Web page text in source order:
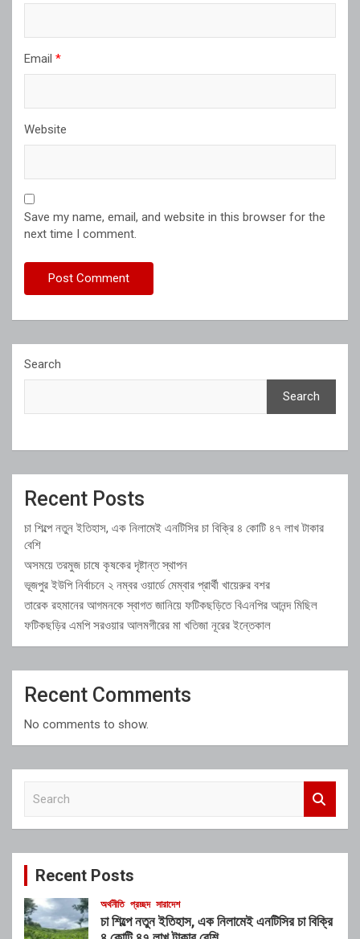
Email *
Website
Save my name, email, and website in this browser for the
next time I comment.
Search
Search
Recent Posts
চা শিল্পে নতুন ইতিহাস, এক নিলামেই এনটিসির চা বিক্রি ৪ কোটি ৪৭ লাখ টাকার
বেশি
অসময়ে তরমুজ চাষে কৃষকের দৃষ্টান্ত স্থাপন
ভূজপুর ইউপি নির্বাচনে ২ নম্বর ওয়ার্ডে মেম্বার প্রার্থী খায়েরুর বশর
তারেক রহমানের আগমনকে স্বাগত জানিয়ে ফটিকছড়িতে বিএনপির আনন্দ মিছিল
ফটিকছড়ির এমপি সরওয়ার আলমগীরের মা খতিজা নূরের ইন্তেকাল
Recent Comments
No comments to show.
c
Recent Posts
অর্থনীতি প্রচ্ছদ সারাদেশ
চা শিল্পে নতুন ইতিহাস, এক নিলামেই এনটিসির চা বিক্রি